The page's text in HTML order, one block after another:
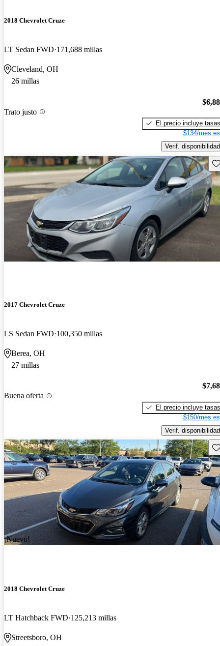
2018 Chevrolet Cruze
LT Sedan FWD 171,688 millas
Cleveland, OH
26 millas
Trato justo
El precio incluye tasas
$134/mes
Verif. disponibilidad
2017 Chevrolet Cruze
LS Sedan FWD 100,350 millas
Berea, OH
27 millas
Buena oferta
El precio incluye tasas
$150/mes
Verif. disponibilidad
¡Nuevo!
2018 Chevrolet Cruze
LT Hatchback FWD 125,213 millas
Streetsboro, OH